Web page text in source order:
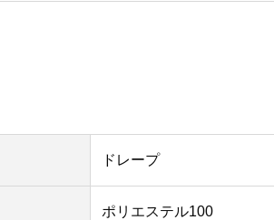
ドレープ
ポリエステル100